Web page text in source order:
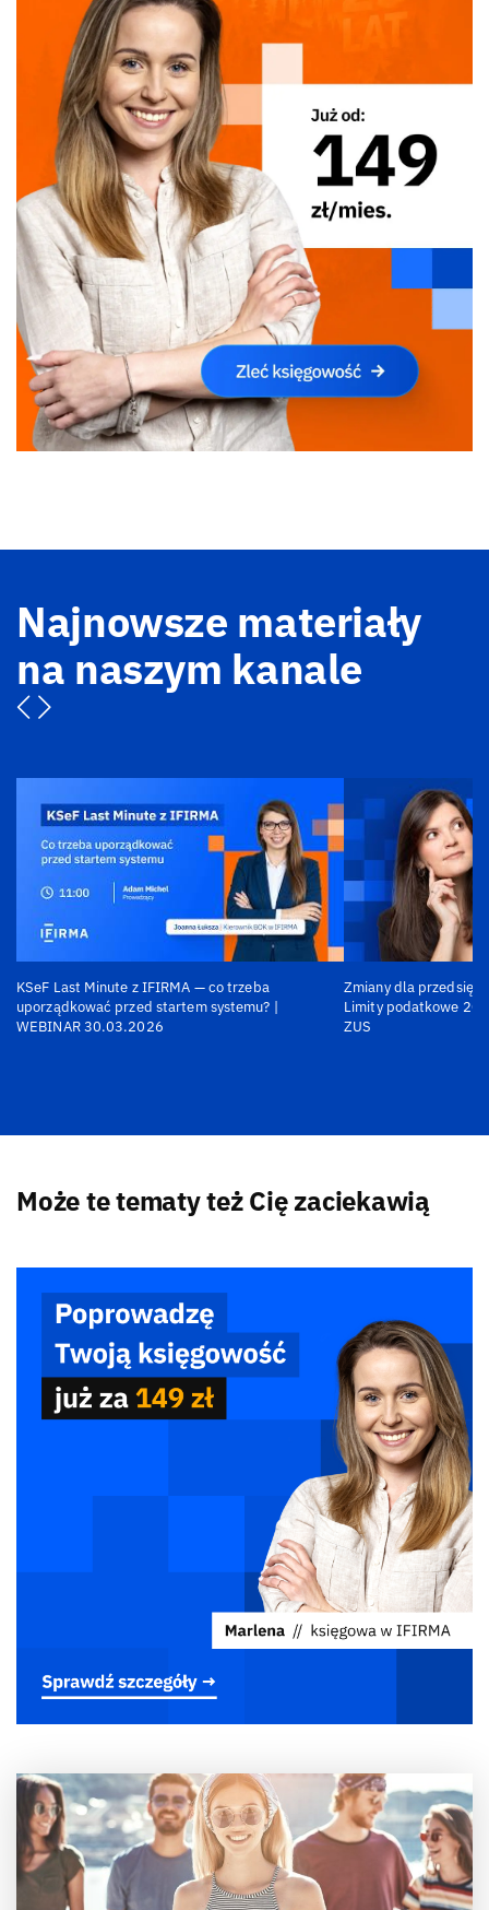
Najnowsze materiały
na naszym kanale
KSeF Last Minute z IFIRMA — co trzeba
uporządkować przed startem systemu? |
WEBINAR 30.03.2026
Zmiany dla
Limity podatkowe
ZUS
Może te tematy też Cię zaciekawią